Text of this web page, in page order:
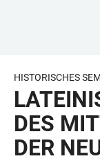
HISTORISCHES
DES
DER